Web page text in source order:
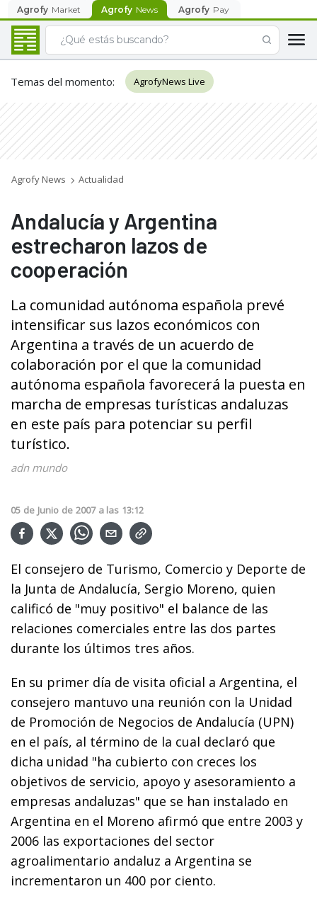
Agrofy Market Agrofy News Agrofy Pay
Temas del momento: AgrofyNews Live
Agrofy News Actualidad
Andalucía y Argentina
estrecharon lazos de
cooperación
La comunidad autónoma española prevé
intensificar sus lazos económicos con
Argentina a través de un acuerdo de
colaboración por el que la comunidad
autónoma española favorecerá la puesta en
marcha de empresas turísticas andaluzas
en este país para potenciar su perfil
turístico.
adn mundo
05 de Junio de 2007 a las 13:12
El consejero de Turismo, Comercio y Deporte de
la Junta de Andalucía, Sergio Moreno, quien
calificó de "muy positivo" el balance de las
relaciones comerciales entre las dos partes
durante los últimos tres años.
En su primer día de visita oficial a Argentina, el
consejero mantuvo una reunión con la Unidad
de Promoción de Negocios de Andalucía (UPN)
en el país, al término de la cual declaró que
dicha unidad "ha cubierto con creces los
objetivos de servicio, apoyo y asesoramiento a
empresas andaluzas" que se han instalado en
Argentina en el Moreno afirmó que entre 2003 y
2006 las exportaciones del sector
agroalimentario andaluz a Argentina se
incrementaron un 400 por ciento.